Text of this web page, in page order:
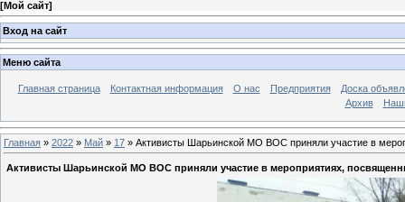
[Мой сайт]
Вход на сайт
Меню сайта
Главная страница Контактная информация О нас Предприятия
Доска
Архив
Главная » 2022 » Май » 17 » Активисты Шарьинской МО ВОС приняли участие в
Активисты Шарьинской МО ВОС приняли участие в мероприятиях,